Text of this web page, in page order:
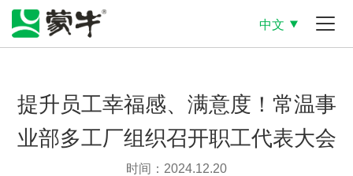
中文
提升员工幸福感、满意度！常温事
业部多工厂组织召开职工代表大会
时间：2024.12.20